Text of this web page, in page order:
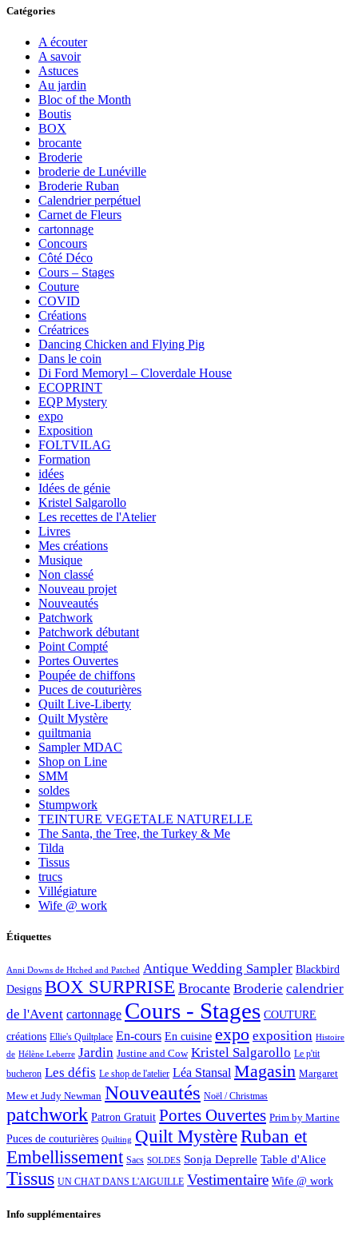
Catégories
A écouter
A savoir
Astuces
Au jardin
Bloc of the Month
Boutis
BOX
brocante
Broderie
broderie de Lunéville
Broderie Ruban
Calendrier perpétuel
Carnet de Fleurs
cartonnage
Concours
Côté Déco
Cours – Stages
Couture
COVID
Créations
Créatrices
Dancing Chicken and Flying Pig
Dans le coin
Di Ford Memoryl – Cloverdale House
ECOPRINT
EQP Mystery
expo
Exposition
FOLTVILAG
Formation
idées
Idées de génie
Kristel Salgarollo
Les recettes de l'Atelier
Livres
Mes créations
Musique
Non classé
Nouveau projet
Nouveautés
Patchwork
Patchwork débutant
Point Compté
Portes Ouvertes
Poupée de chiffons
Puces de couturières
Quilt Live-Liberty
Quilt Mystère
quiltmania
Sampler MDAC
Shop on Line
SMM
soldes
Stumpwork
TEINTURE VEGETALE NATURELLE
The Santa, the Tree, the Turkey & Me
Tilda
Tissus
trucs
Villégiature
Wife @ work
Étiquettes
Anni Downs de Htched and Patched Antique Wedding Sampler Blackbird
Designs BOX SURPRISE Brocante Broderie calendrier
de l'Avent cartonnage Cours - Stages COUTURE
créations Ellie's Quiltplace En-cours En cuisine expo exposition Histoire
de Hélène Leberre Jardin Justine and Cow Kristel Salgarollo Le p'tit
bucheron Les défis Le shop de l'atelier Léa Stansal Magasin Margaret
Mew et Judy Newman Nouveautés Noël / Christmas
patchwork Patron Gratuit Portes Ouvertes Prim by Martine
Puces de couturières Quilting Quilt MystèreRuban et
Embellissement Sacs SOLDES Sonja Deprelle Table d'Alice
Tissus UN CHAT DANS L'AIGUILLE Vestimentaire Wife @ work
Info supplémentaires